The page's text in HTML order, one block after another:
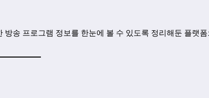
송 프로그램 정보를 한눈에 볼 수 있도록 정리해둔 플랫